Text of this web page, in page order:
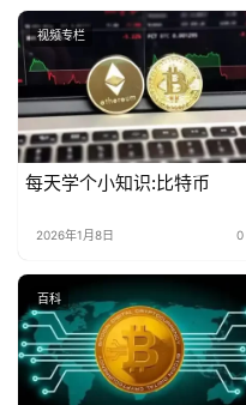
视频专栏
每天学个小知识:比特币
2026年1月8日 0
百科